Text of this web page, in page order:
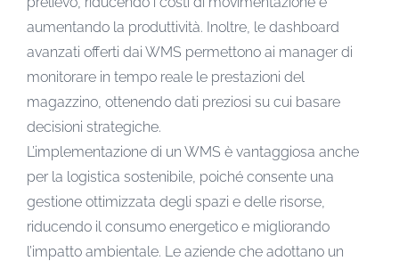
aumentando la produttività. Inoltre, le dashboard
avanzati offerti dai WMS permettono ai manager di
monitorare in tempo reale le prestazioni del
magazzino, ottenendo dati preziosi su cui basare
decisioni strategiche.
L’implementazione di un WMS è vantaggiosa anche
per la logistica sostenibile, poiché consente una
gestione ottimizzata degli spazi e delle risorse,
riducendo il consumo energetico e migliorando
l’impatto ambientale. Le aziende che adottano un